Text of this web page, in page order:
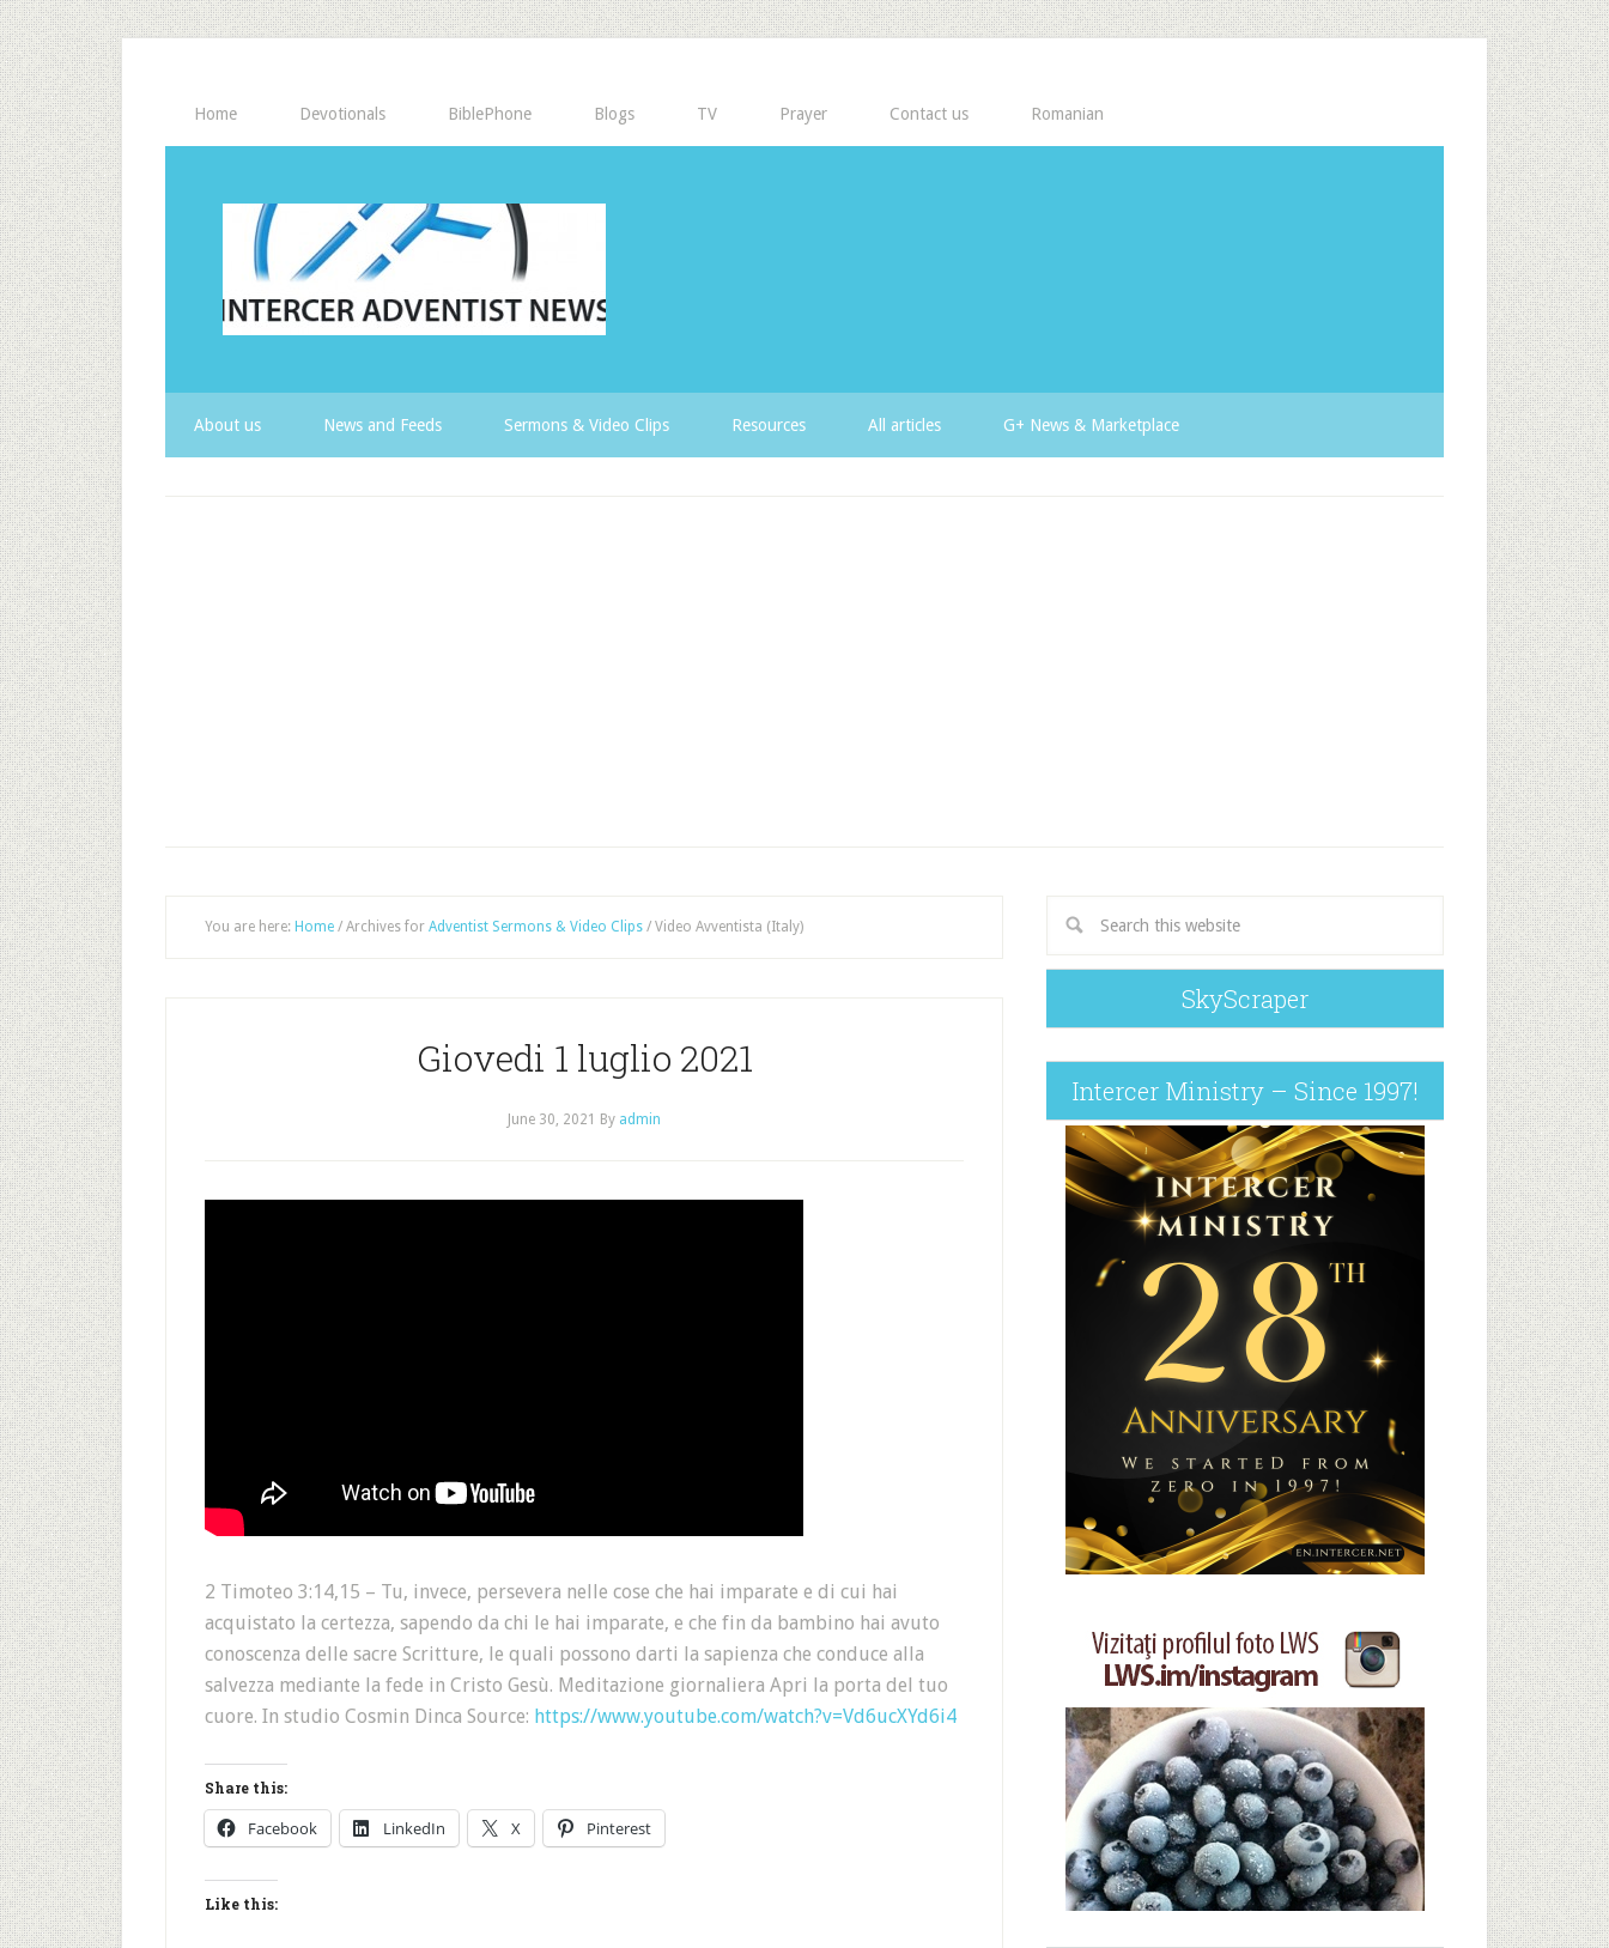
Home Devotionals BiblePhone Blogs TV Prayer Contact us Romanian
About us News and Feeds Sermons & Video Clips Resources All articles G+ News & Marketplace
You are here: Home / Archives for Adventist Sermons & Video Clips / Video Avventista (Italy)
Giovedi 1 luglio 2021
June 30, 2021 By admin
2 Timoteo 3:14,15 – Tu, invece, persevera nelle cose che hai imparate e di cui hai
acquistato la certezza, sapendo da chi le hai imparate, e che fin da bambino hai avuto
conoscenza delle sacre Scritture, le quali possono darti la sapienza che conduce alla
salvezza mediante la fede in Cristo Gesù. Meditazione giornaliera Apri la porta del tuo
cuore. In studio Cosmin Dinca Source: https://www.youtube.com/watch?v=Vd6ucXYd6i4
Share this:
Facebook LinkedIn X Pinterest
Like this:
SkyScraper
Intercer Ministry – Since 1997!